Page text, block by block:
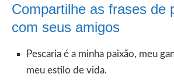
Compartilhe as frases de
com seus amigos
Pescaria é a minha paixão, meu
meu estilo de vida.